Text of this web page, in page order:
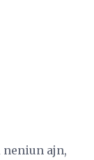
ajn,